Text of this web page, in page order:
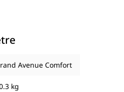
Avenue Comfort
kg